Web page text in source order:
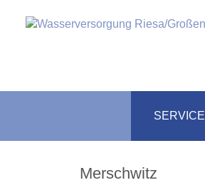
SERVICE
Merschwitz